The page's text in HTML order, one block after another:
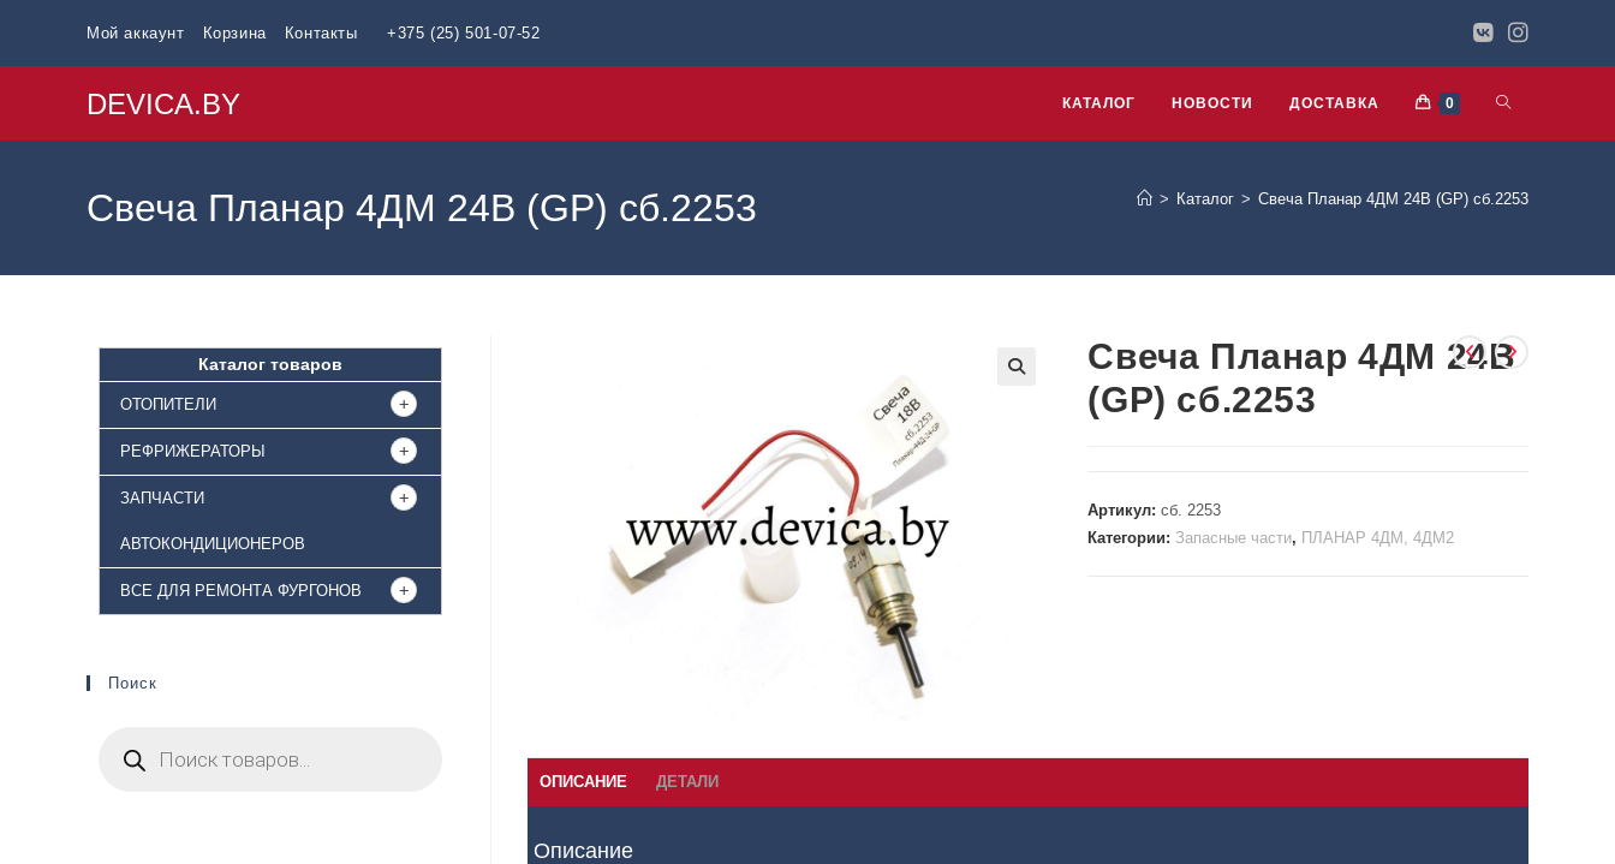
Мой аккаунт Корзина Контакты +375 (25) 501-07-52
DEVICA.BY КАТАЛОГ НОВОСТИ ДОСТАВКА 0
Свеча Планар 4ДМ 24В (GP) сб.2253 > Каталог > Свеча Планар 4ДМ 24В (GP) сб.2253
Свеча Планар 4ДМ 24В
(GP) сб.2253
Артикул:сб. 2253
Категории: Запасные части, ПЛАНАР 4ДМ, 4ДМ2
ОПИСАНИЕ ДЕТАЛИ
Описание
Каталог товаров
ОТОПИТЕЛИ
РЕФРИЖЕРАТОРЫ
ЗАПЧАСТИ
АВТОКОНДИЦИОНЕРОВ
ВСЕ ДЛЯ РЕМОНТА ФУРГОНОВ
Поиск